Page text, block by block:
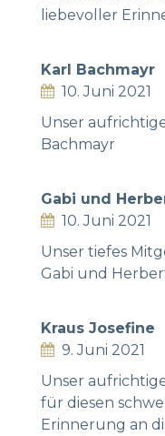
liebevoller
Karl Bachmayr
10. Juni 2021
Unser
Bachmayr
Gabi und
10. Juni 2021
Unser tiefes
Gabi und
Kraus Josefine
9. Juni 2021
Unser
für diesen
Erinnerung an